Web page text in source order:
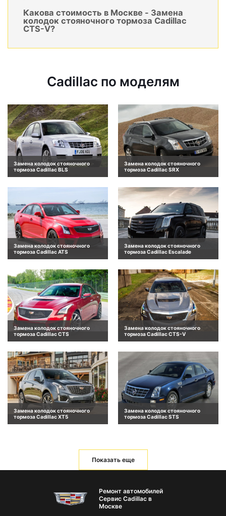
Какова стоимость в Москве - Замена
колодок стояночного тормоза Cadillac
CTS-V?
Cadillac по моделям
Замена колодок стояночного
тормоза Cadillac BLS
Замена колодок стояночного
тормоза Cadillac SRX
Замена колодок стояночного
тормоза Cadillac ATS
Замена колодок стояночного
тормоза Cadillac Escalade
Замена колодок стояночного
тормоза Cadillac CTS
Замена колодок стояночного
тормоза Cadillac CTS-V
Замена колодок стояночного
тормоза Cadillac XT5
Замена колодок стояночного
тормоза Cadillac STS
Показать еще
Ремонт автомобилей
Сервис Cadillac в
Москве